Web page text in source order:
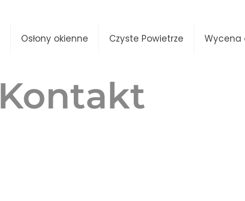
Osłony okienne Czyste Powietrze Wycena
Kontakt